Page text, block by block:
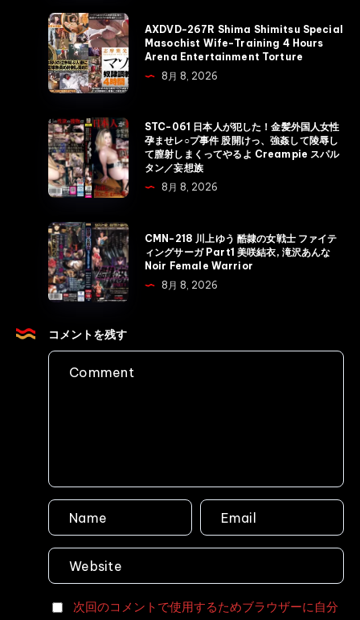
さ
れ
た
女
護
士
恥
辱
の
法
廷
S1
NO.1
STYLE
AXDVD-
267R
Shima
Shimitsu
Masochist
Wife-
Training
4
Arena
Entertainment
Torture
AXDVD-267R Shima Shimitsu Special
Masochist Wife-Training 4 Hours
Arena Entertainment Torture
8月 8, 2026
STC-
061
日
本
が
犯
し
た！
外
せ
レ
○
プ
股
STC-061 日本人が犯した！金髪外国人女性
孕ませレ○プ事件 股開けっ、強姦して陵辱し
て膣射しまくってやるよ Creampie スパル
タン／妄想族
8月 8, 2026
CMN-
218
川
上
う
酷
テ
ィ
サ
CMN-218 川上ゆう 酷隷の女戦士 ファイテ
ィングサーガ Part1 美咲結衣, 滝沢あんな
Noir Female Warrior
8月 8, 2026
コメントを残す
次回のコメントで使用するためブラウザーに自分